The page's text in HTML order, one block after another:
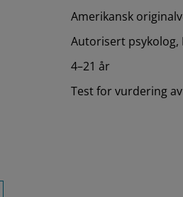
Amerikansk
Autorisert psykolog,
4–21 år
Test for vurdering